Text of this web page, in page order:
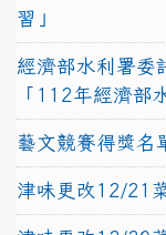
習」
經濟部水利署委
「112年經濟部
藝文競賽得獎名
津味更改12/21